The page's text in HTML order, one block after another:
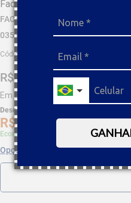
FACA DESENCAPADORA DE
035100
Código
R$ 104
Em até 11,61sem juros
Desc. de
R$
Economize 5% à vista com Boleto, PIX
Opções de parcelamento